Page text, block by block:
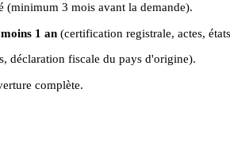
(minimum 3 mois avant la demande).
1 an(certification registrale, actes,
déclaration fiscale du pays d'origine).
complète.